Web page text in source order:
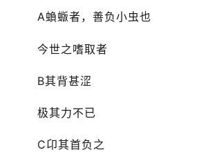
A蝜蝂者，善负小虫也
今世之嗜取者
B其背甚涩
极其力不已
C卬其首负之